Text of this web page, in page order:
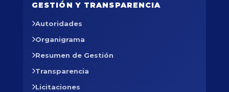
GESTIÓN Y TRANSPARENCIA
Autoridades
Organigrama
Resumen de Gestión
Transparencia
Licitaciones